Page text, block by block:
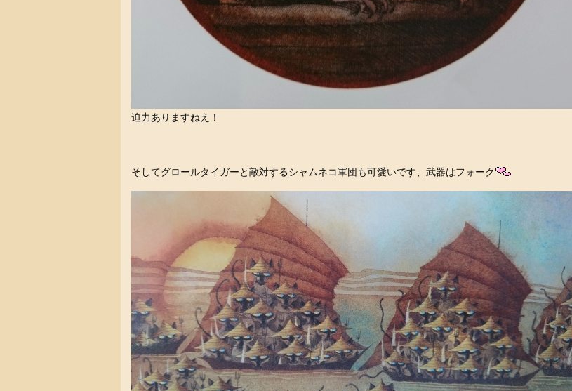
迫力ありますねえ！
そしてグロールタイガーと敵対するシャムネコ軍団も可愛いです、武器はフォーク